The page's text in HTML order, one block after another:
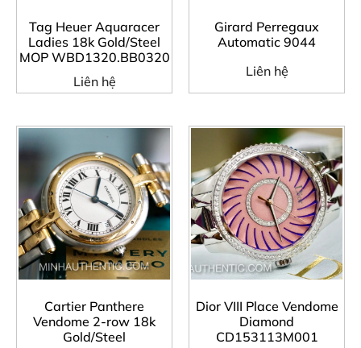
Tag Heuer Aquaracer
Ladies 18k Gold/Steel
MOP WBD1320.BB0320
Liên hệ
Girard Perregaux
Automatic 9044
Liên hệ
Cartier Panthere
Vendome 2-row 18k
Gold/Steel
Dior VIII Place Vendome
Diamond
CD153113M001